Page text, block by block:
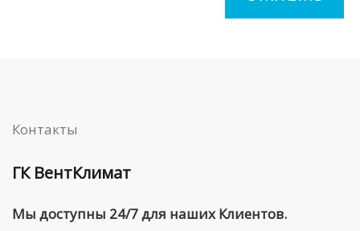
Контакты
ГК ВентКлимат
Мы доступны 24/7 для наших Клиентов.